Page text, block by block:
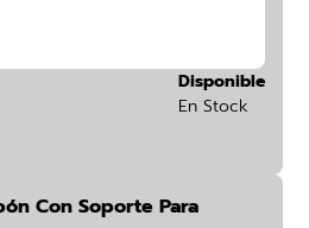
Disponible
En Stock
Con Soporte Para